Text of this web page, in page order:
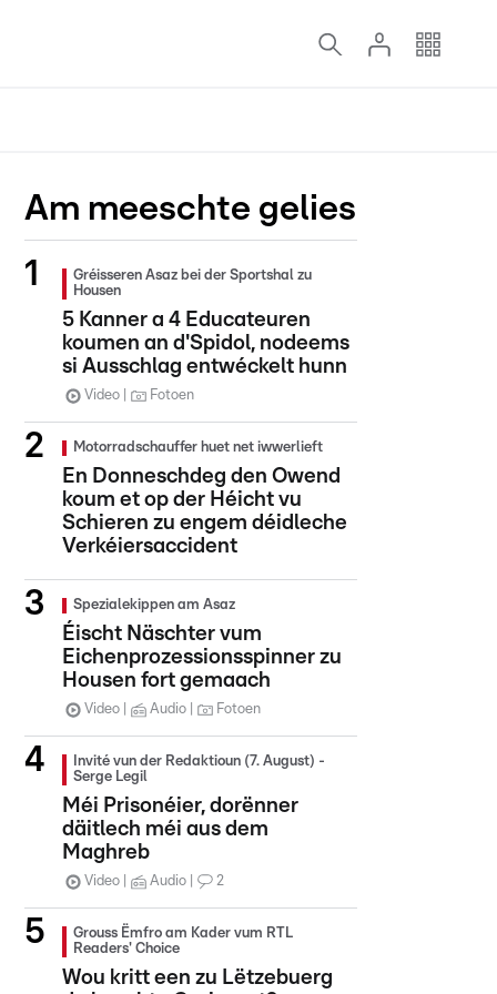
Am meeschte gelies
Gréisseren Asaz bei der Sportshal zu
Housen
5 Kanner a 4 Educateuren
koumen an d'Spidol, nodeems
si Ausschlag entwéckelt hunn
Video Fotoen
Motorradschauffer huet net iwwerlieft
En Donneschdeg den Owend
koum et op der Héicht vu
Schieren zu engem déidleche
Verkéiersaccident
Spezialekippen am Asaz
Éischt Näschter vum
Eichenprozessionsspinner zu
Housen fort gemaach
Video Audio Fotoen
Invité vun der Redaktioun (7. August) -
Serge Legil
Méi Prisonéier, dorënner
däitlech méi aus dem
Maghreb
Video Audio 2
Grouss Ëmfro am Kader vum RTL
Readers' Choice
Wou kritt een zu Lëtzebuerg